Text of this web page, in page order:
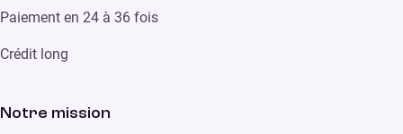
Paiement en 24 à 36 fois
Crédit long
Notre mission